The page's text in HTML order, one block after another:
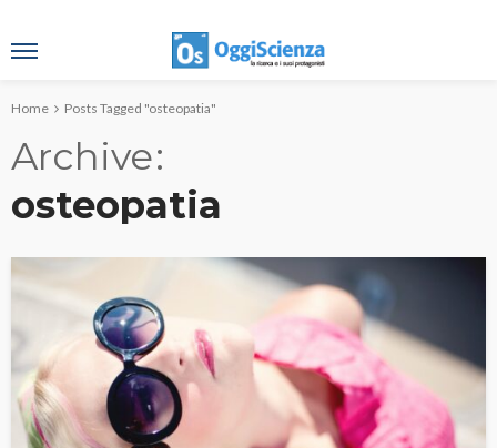
Home Posts Tagged "osteopatia"
Archive
osteopatia